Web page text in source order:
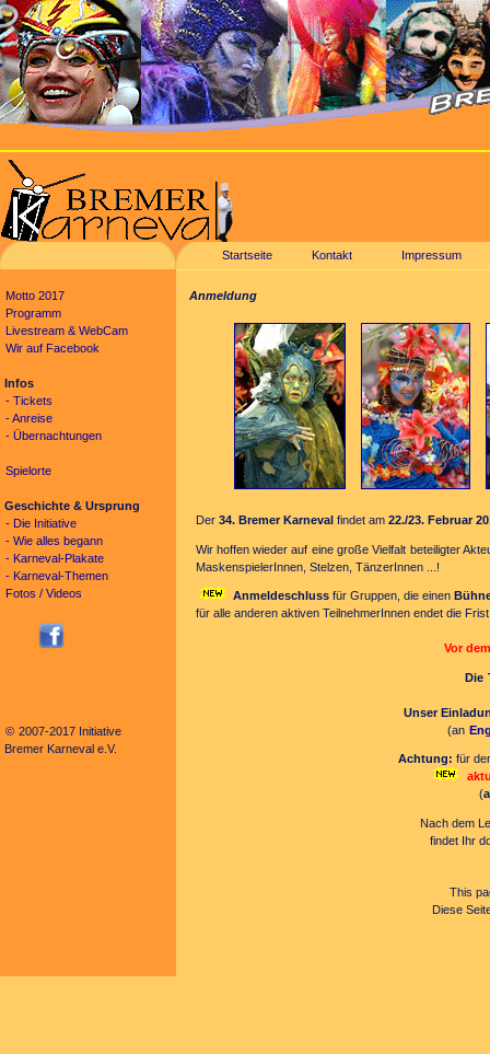
Startseite Kontakt Impressum
Motto 2017
Programm
Livestream & WebCam
Wir auf Facebook
Infos
- Tickets
- Anreise
- Übernachtungen
Spielorte
Geschichte & Ursprung
- Die Initiative
- Wie alles begann
- Karneval-Plakate
- Karneval-Themen
Fotos / Videos
© 2007-2017 Initiative
Bremer Karneval e.V.
Anmeldung
Der 34. Bremer Karnevalfindet am 22./23. Februar
Wir hoffen wieder auf eine große Vielfalt beteiligter
MaskenspielerInnen, Stelzen, TänzerInnen ...!
Anmeldeschlussfür Gruppen, die einen
für alle anderen aktiven TeilnehmerInnen endet die
Vor
Die
Unser
(an
Achtung: für
(
Nach dem
findet Ihr
This
Diese